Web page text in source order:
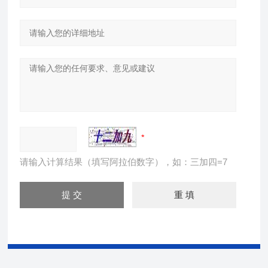
请输入计算结果（填写阿拉伯数字），如：三加四=7